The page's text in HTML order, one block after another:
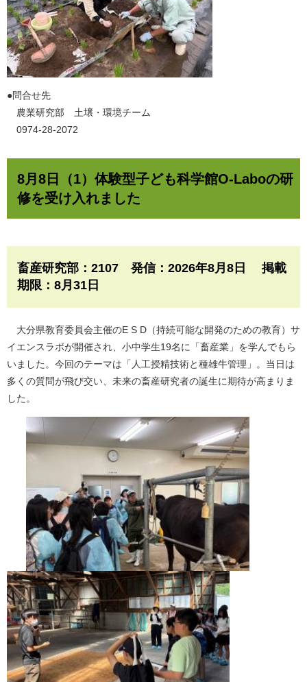
​●問合せ先
農業研究部 土壌・環境チーム
0974-28-2072
8月8日（1）体験型子ども科学館O-Laboの研
修を受け入れました
畜産研究部：2107 発信：2026年8月8日 掲載
期限：8月31日
大分県教育委員会主催のE S D（持続可能な開発のための教育）サ
イエンスラボが開催され、小中学生19名に「畜産業」を学んでもら
いました。今回のテーマは「人工授精技術と種雄牛管理」。当日は
多くの質問が飛び交い、未来の畜産研究者の誕生に期待が高まりま
した。